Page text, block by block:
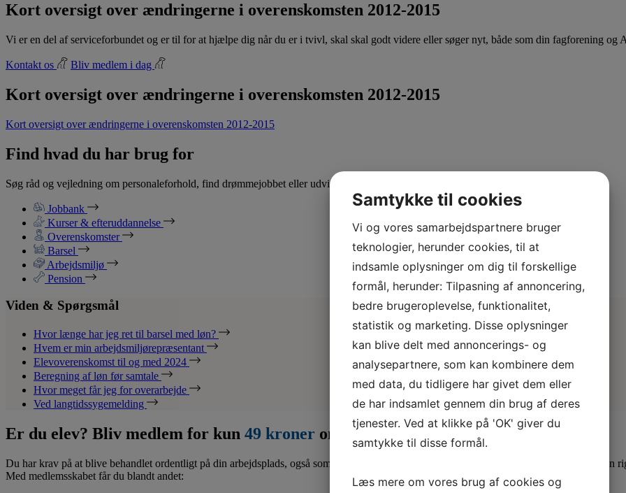
Kort oversigt over ændringerne i overenskomsten 2012-2015
Vi er en del af serviceforbundet og er til for at hjælpe dig når du er i tvivl, skal skal godt videre eller søger nyt, både som din fagforening og
Kontakt os Bliv medlem i dag
Kort oversigt over ændringerne i overenskomsten 2012-2015
Kort oversigt over ændringerne i overenskomsten 2012-2015
Find hvad du har brug for
Søg råd og vejledning om personaleforhold, find drømmejobbet eller udvid din viden med specialiserede kurser.
Jobbank
Kurser & efteruddannelse
Overenskomster
Barsel
Arbejdsmiljø
Pension
Viden & Spørgsmål
Hvor længe har jeg ret til barsel med løn?
Hvem er min arbejdsmiljørepræsentant
Elevoverenskomst til og med 2024
Beregning af løn før samtale
Hvor meget får jeg for overarbejde
Ved langtidssygemelding
Er du elev? Bliv medlem for kun 49 kroner om måneden
Du har krav på at blive behandlet ordentligt på din arbejdsplads, også som lærling eller elev. Derfor er det en god idé at være medlem af en
Med medlemsskabet får du blandt andet:
Samtykke til cookies
Vi og vores samarbejdspartnere bruger
teknologier, herunder cookies, til at
indsamle oplysninger om dig til forskellige
formål, herunder: Tilpasning af annoncering,
bedre brugeroplevelse, funktionalitet,
statistik og marketing. Disse oplysninger
kan blive delt med annoncerings- og
analysepartnere, som kan kombinere dem
med data, du tidligere har givet dem eller
de har indsamlet gennem din brug af deres
tjenester. Ved at klikke på 'OK' giver du
samtykke til disse formål.
Læs mere om vores brug af cookies og